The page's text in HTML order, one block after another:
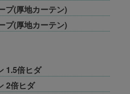
プ(厚地カーテン)
プ(厚地カーテン)
1.5倍ヒダ
2倍ヒダ